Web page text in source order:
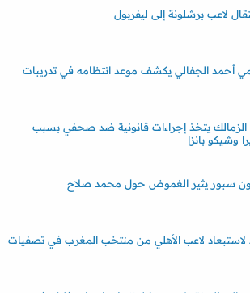
لاعب برشلونة إلى ليفربول
أحمد الجفالي يكشف موعد انتظامه في تدريبات
يتخذ إجراءات قانونية ضد صحفي بسبب
وشيكو بانزا
سبور يثير الغموض حول محمد صلاح
لاعب الأهلي من منتخب المغرب في تصفيات